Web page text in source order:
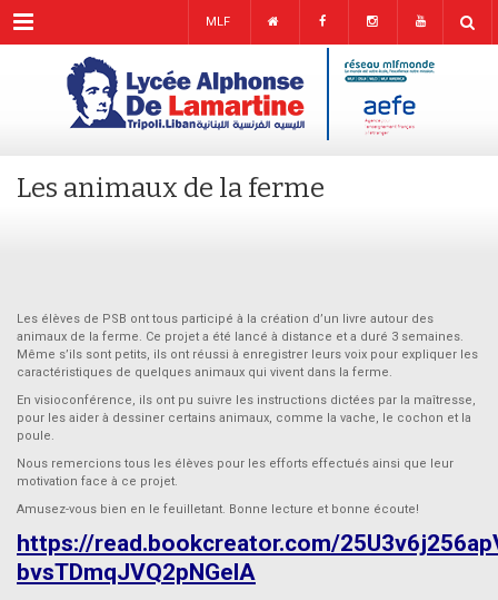
Menu MLF
Les animaux de la ferme
Les élèves de PSB ont tous participé à la création d’un livre autour des
animaux de la ferme. Ce projet a été lancé à distance et a duré 3 semaines.
Même s’ils sont petits, ils ont réussi à enregistrer leurs voix pour expliquer les
caractéristiques de quelques animaux qui vivent dans la ferme.
En visioconférence, ils ont pu suivre les instructions dictées par la maîtresse,
pour les aider à dessiner certains animaux, comme la vache, le cochon et la
poule.
Nous remercions tous les élèves pour les efforts effectués ainsi que leur
motivation face à ce projet.
Amusez-vous bien en le feuilletant. Bonne lecture et bonne écoute!
https://read.bookcreator.com/
bvsTDmqJVQ2pNGelA